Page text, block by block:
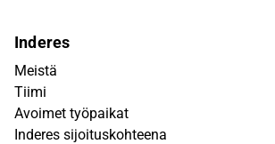
Inderes
Meistä
Tiimi
Avoimet työpaikat
Inderes sijoituskohteena